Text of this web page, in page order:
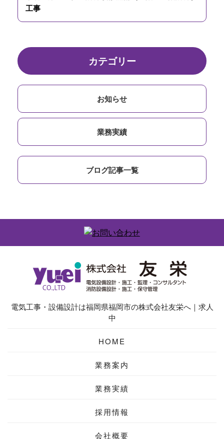
⼯事
カテゴリー
お知らせ
業務実績
ブログ記事一覧
電気工事・設備設計は福岡県福岡市の株式会社友栄へ｜求人
中
HOME
業務案内
業務実績
採用情報
会社概要